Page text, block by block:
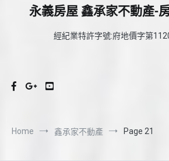
永義房屋 鑫承家不動產-
經紀業特許字號:府地價字第
Home 鑫承家不動產 Page 21